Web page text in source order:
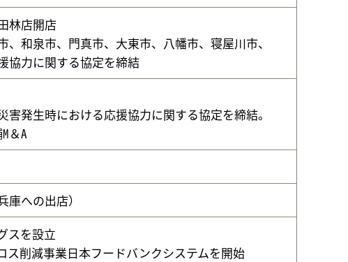
林店開店
和泉市、門真市、大東市、八幡市、寝屋川市、
協力に関する協定を締結
発生時における応援協力に関する協定を締結。
＆A
への出店）
スを設立
ス削減事業日本フードバンクシステムを開始